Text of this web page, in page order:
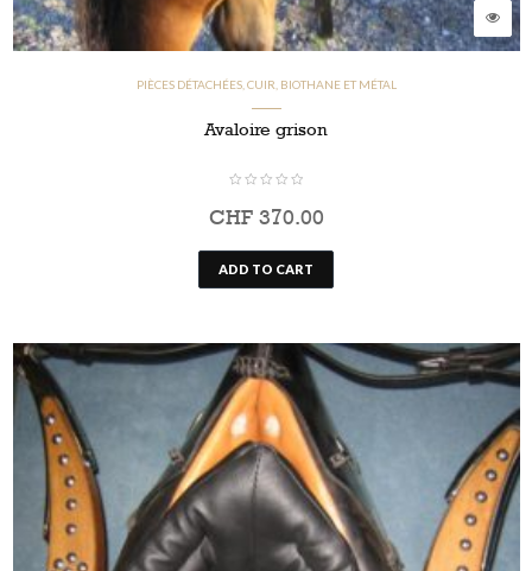
PIÈCES DÉTACHÉES, CUIR, BIOTHANE ET MÉTAL
Avaloire grison
CHF370.00
ADD TO CART